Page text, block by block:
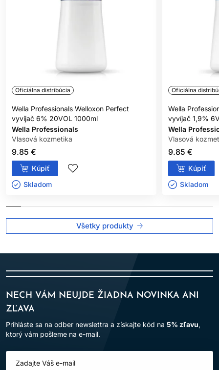
Dodržiavanie uvedených pokynov pomáha minimalizovať riziko
alergických reakcií a zabezpečuje bezpečné používanie
Oficiálna distribúcia
Wella Professionals Welloxon Perfect
vyvíjač 6% 20VOL 1000ml
Wella Professionals
Vlasová kozmetika
9.85 €
Kúpiť
Skladom ㅤ
Oficiálna
Wella
vyvíjač 1,9%
Wella
Vlasová
9.85 €
Kúpiť
Skladom ㅤ
Všetky produkty
NECH VÁM NEUJDE ŽIADNA NOVINKA ANI
ZĽAVA
Prihláste sa na odber newslettra a získajte kód na 5% zľavu,
ktorý vám pošleme na e-mail.